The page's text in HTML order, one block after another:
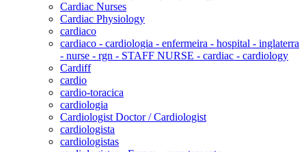
Cardiac Nurses
Cardiac Physiology
cardiaco
cardiaco - cardiologia - enfermeira - hospital - inglaterra
- nurse - rgn - STAFF NURSE - cardiac - cardiology
Cardiff
cardio
cardio-toracica
cardiologia
Cardiologist Doctor / Cardiologist
cardiologista
cardiologistas